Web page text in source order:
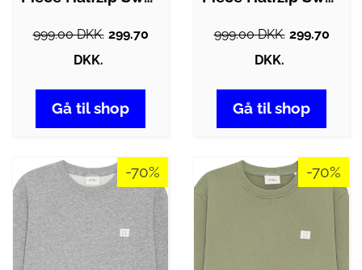
999.00 DKK. 299.70
DKK.
Gå til shop
999.00 DKK. 299.70
DKK.
Gå til shop
-70% -70%